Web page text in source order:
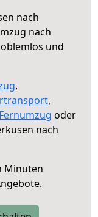
nach
nach
und
,
,
Fernumzug oder
nach
Minuten